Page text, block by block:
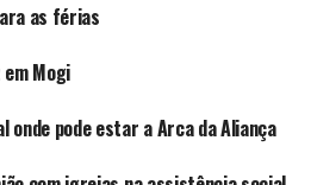
as férias
Mogi
onde pode estar a Arca da Aliança